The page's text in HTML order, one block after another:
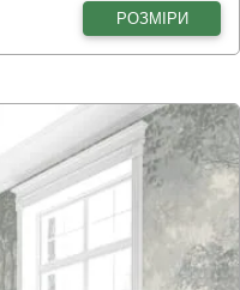
РОЗМІРИ